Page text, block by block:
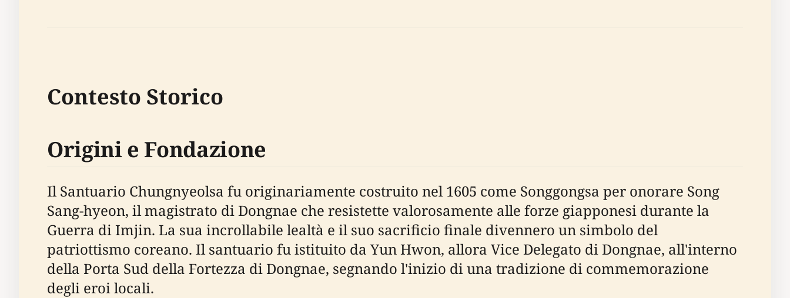
Contesto Storico
Origini e Fondazione
Il Santuario Chungnyeolsa fu originariamente costruito nel 1605 come Songgongsa per onorare Song
Sang-hyeon, il magistrato di Dongnae che resistette valorosamente alle forze giapponesi durante la
Guerra di Imjin. La sua incrollabile lealtà e il suo sacrificio finale divennero un simbolo del
patriottismo coreano. Il santuario fu istituito da Yun Hwon, allora Vice Delegato di Dongnae, all'interno
della Porta Sud della Fortezza di Dongnae, segnando l'inizio di una tradizione di commemorazione
degli eroi locali.